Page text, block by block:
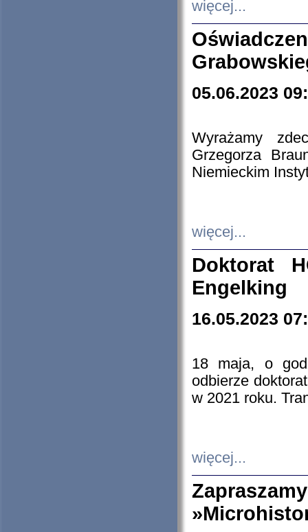
więcej...
05.06.2023
Wyrażamy
Grzegorza
Niemieckim
więcej...
Doktorat
Engelking
16.05.2023
18 maja, o
odbierze
w 2021 roku.
więcej...